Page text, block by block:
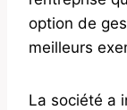
option de
meilleurs
La société a